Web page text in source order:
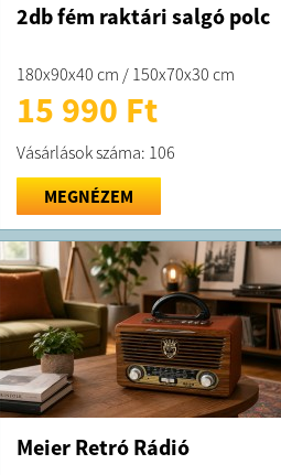
2db fém raktári salgó polc
180x90x40 cm / 150x70x30 cm
15 990 Ft
Vásárlások száma: 106
MEGNÉZEM
Meier Retró Rádió